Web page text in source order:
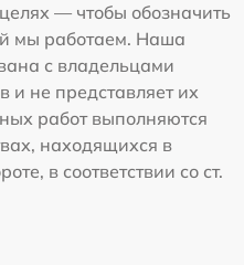
— чтобы обозначить
мы работаем. Наша
с владельцами
и не представляет их
работ выполняются
находящихся в
в соответствии со ст.